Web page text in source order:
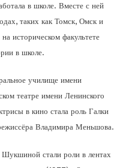
в школе. Вместе с ней
таких как Томск, Омск и
историческом факультете
в школе.
училище имени
театре имени Ленинского
в кино стала роль Галки
Владимира Меньшова.
стали роли в лентах